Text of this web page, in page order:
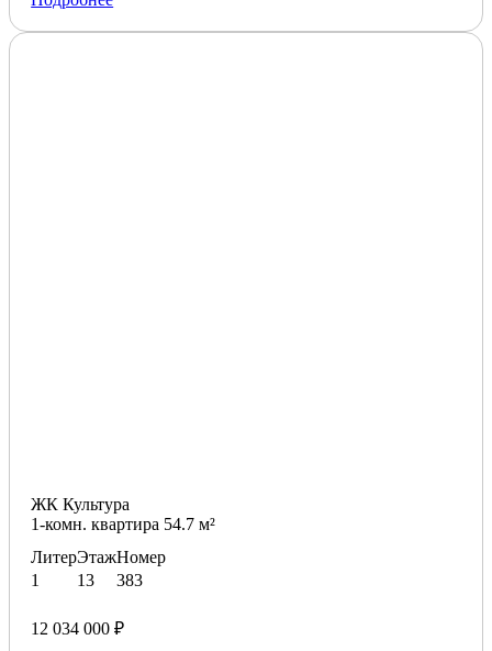
ЖК Культура
1-комн. квартира 54.7 м²
Литер
1
Этаж
13
Номер
383
12 034 000 ₽